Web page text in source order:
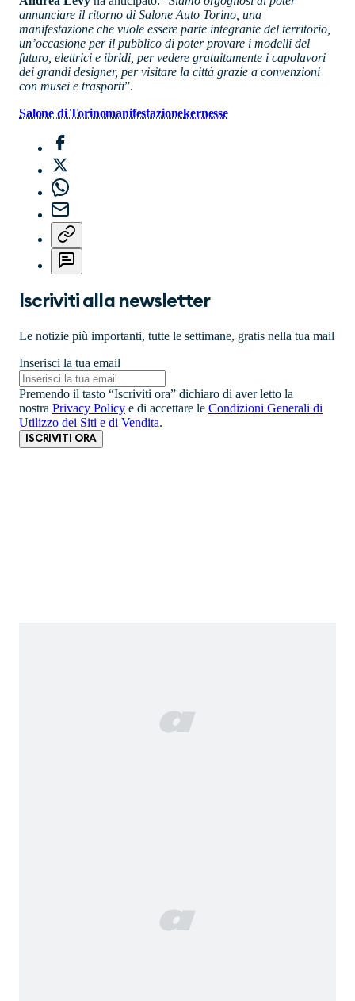
annunciare il ritorno di Salone Auto Torino, una
manifestazione che vuole essere parte integrante del territorio,
un’occasione per il pubblico di poter provare i modelli del
futuro, elettrici e ibridi, per vedere gratuitamente i capolavori
dei grandi designer, per visitare la città grazie a convenzioni
con musei e trasporti”.
Salone di Torinomanifestazionekernesse
Iscriviti alla newsletter
Le notizie più importanti, tutte le settimane, gratis nella tua mail
Inserisci la tua email
Premendo il tasto “Iscriviti ora” dichiaro di aver letto la
nostra Privacy Policy e di accettare le Condizioni Generali di
Utilizzo dei Siti e di Vendita.
ISCRIVITI ORA